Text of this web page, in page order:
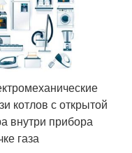
котлов с открытой
внутри прибора
газа